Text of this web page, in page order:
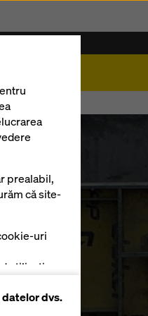
prealabil,
că site-
uri
utilizați
pe dvs.